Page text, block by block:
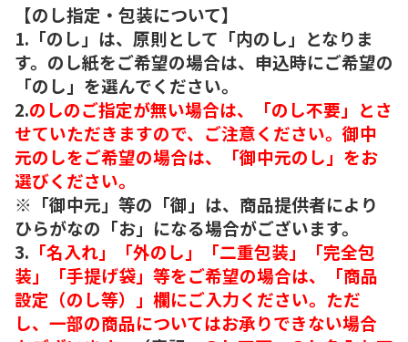
【のし指定・包装について】
1.「のし」は、原則として「内のし」となりま
す。のし紙をご希望の場合は、申込時にご希望の
「のし」を選んでください。
2.のしのご指定が無い場合は、「のし不要」とさ
せていただきますので、ご注意ください。御中
元のしをご希望の場合は、「御中元のし」をお
選びください。
※「御中元」等の「御」は、商品提供者により
ひらがなの「お」になる場合がございます。
3. 「名入れ」「外のし」「二重包装」「完全包
装」「手提げ袋」等をご希望の場合は、「商品
設定（のし等）」欄にご入力ください。ただ
し、一部の商品についてはお承りできない場合